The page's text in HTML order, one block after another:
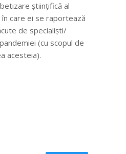
științifică al
care ei se raportează
de specialiști/
(cu scopul de
acesteia).